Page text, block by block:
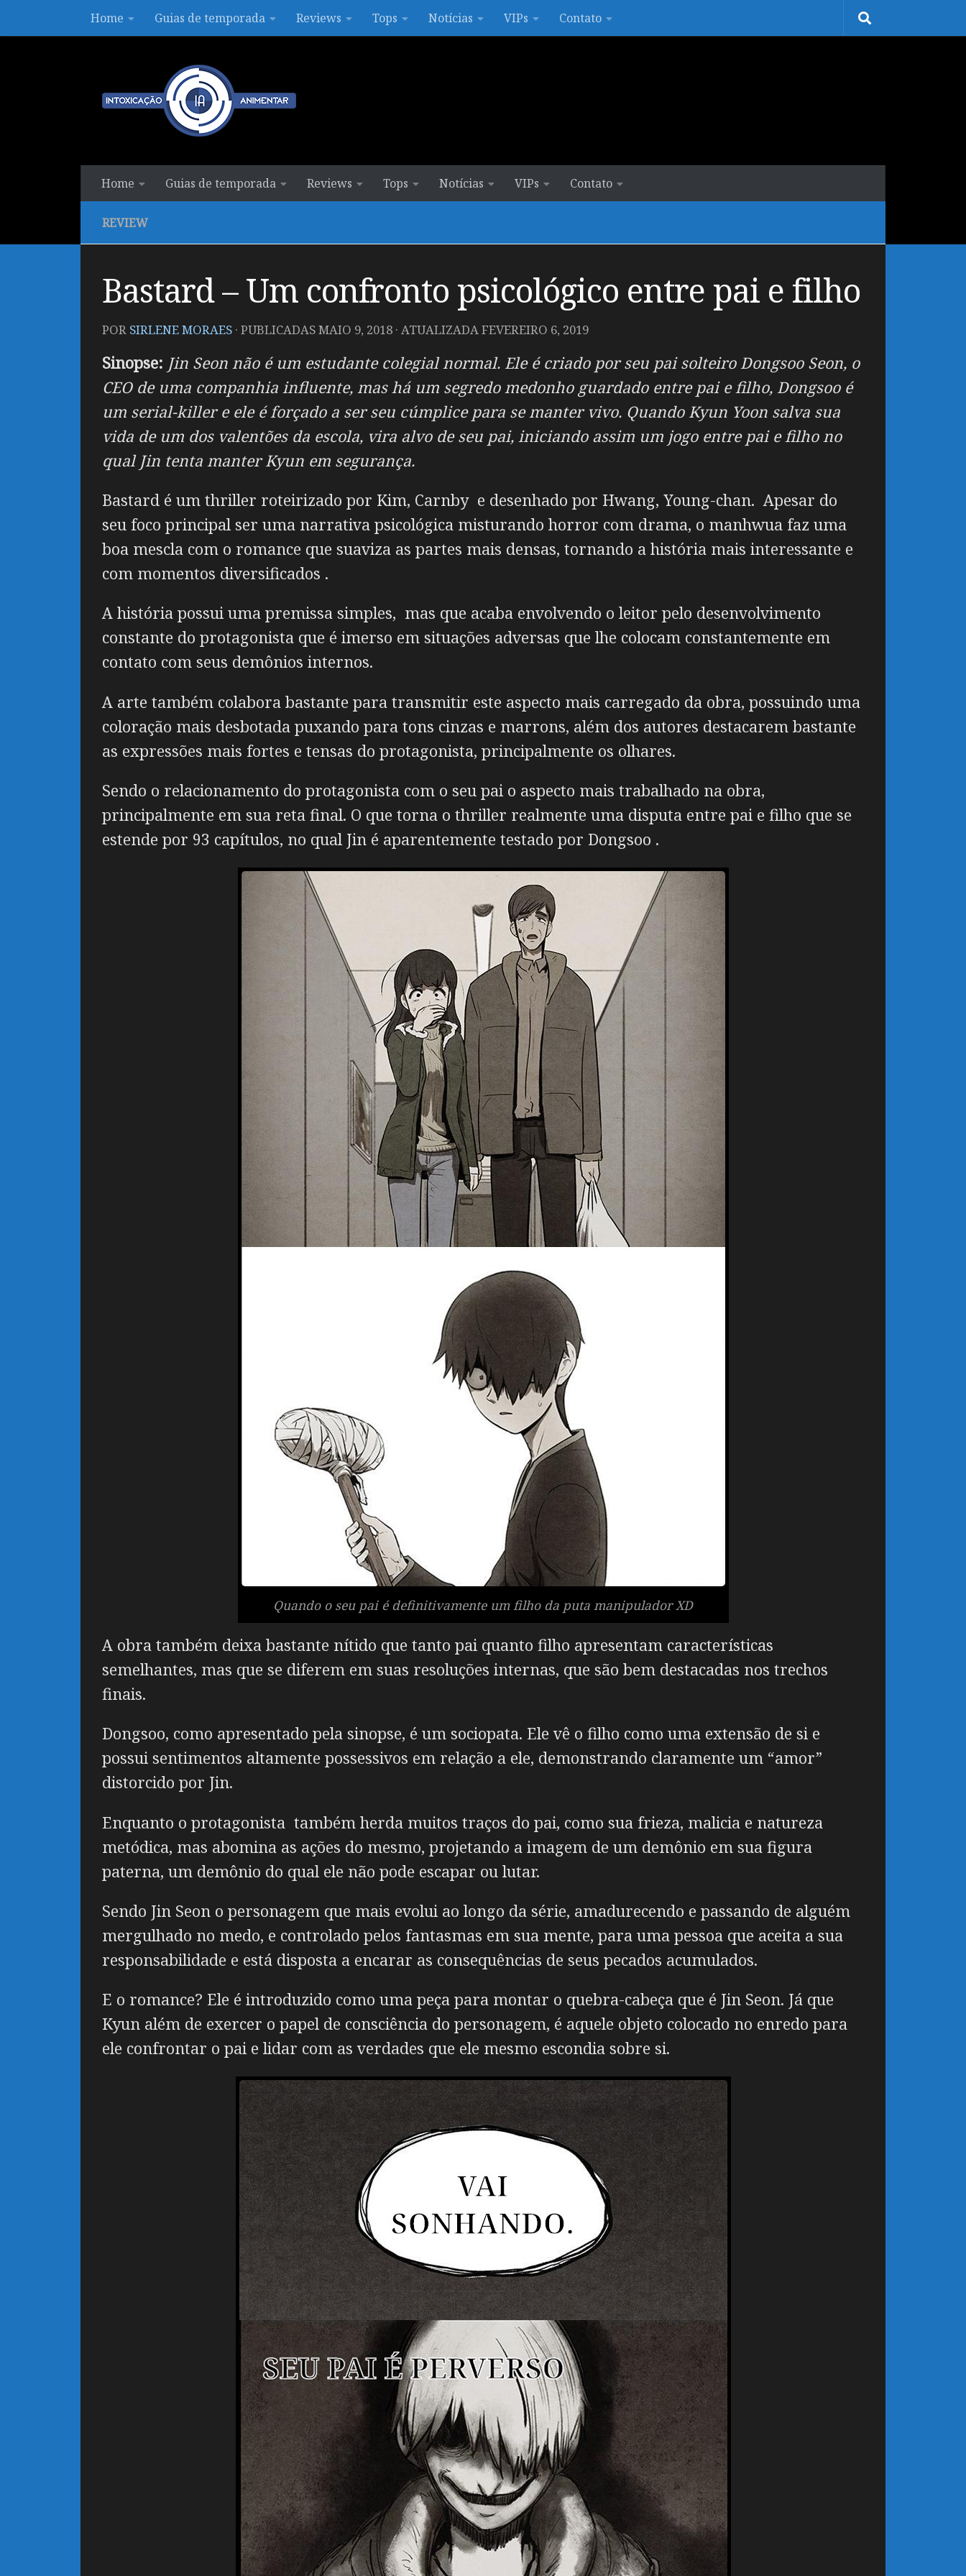
Skip to contentHome Guias de temporada Reviews Tops Notícias VIPs Contato
Home Guias de temporada Reviews Tops Notícias VIPs Contato
REVIEW
Bastard – Um confronto psicológico entre pai e filho
POR SIRLENE MORAES · PUBLICADASMAIO 9, 2018 · ATUALIZADAFEVEREIRO 6, 2019
Sinopse: Jin Seon não é um estudante colegial normal. Ele é criado por seu pai solteiro Dongsoo Seon, o
CEO de uma companhia influente, mas há um segredo medonho guardado entre pai e filho, Dongsoo é
um serial-killer e ele é forçado a ser seu cúmplice para se manter vivo. Quando Kyun Yoon salva sua
vida de um dos valentões da escola, vira alvo de seu pai, iniciando assim um jogo entre pai e filho no
qual Jin tenta manter Kyun em segurança.
Bastard é um thriller roteirizado por Kim, Carnby e desenhado por Hwang, Young-chan. Apesar do
seu foco principal ser uma narrativa psicológica misturando horror com drama, o manhwua faz uma
boa mescla com o romance que suaviza as partes mais densas, tornando a história mais interessante e
com momentos diversificados .
A história possui uma premissa simples, mas que acaba envolvendo o leitor pelo desenvolvimento
constante do protagonista que é imerso em situações adversas que lhe colocam constantemente em
contato com seus demônios internos.
A arte também colabora bastante para transmitir este aspecto mais carregado da obra, possuindo uma
coloração mais desbotada puxando para tons cinzas e marrons, além dos autores destacarem bastante
as expressões mais fortes e tensas do protagonista, principalmente os olhares.
Sendo o relacionamento do protagonista com o seu pai o aspecto mais trabalhado na obra,
principalmente em sua reta final. O que torna o thriller realmente uma disputa entre pai e filho que se
estende por 93 capítulos, no qual Jin é aparentemente testado por Dongsoo .
Quando o seu pai é definitivamente um filho da puta manipulador XD
A obra também deixa bastante nítido que tanto pai quanto filho apresentam características
semelhantes, mas que se diferem em suas resoluções internas, que são bem destacadas nos trechos
finais.
Dongsoo, como apresentado pela sinopse, é um sociopata. Ele vê o filho como uma extensão de si e
possui sentimentos altamente possessivos em relação a ele, demonstrando claramente um “amor”
distorcido por Jin.
Enquanto o protagonista também herda muitos traços do pai, como sua frieza, malicia e natureza
metódica, mas abomina as ações do mesmo, projetando a imagem de um demônio em sua figura
paterna, um demônio do qual ele não pode escapar ou lutar.
Sendo Jin Seon o personagem que mais evolui ao longo da série, amadurecendo e passando de alguém
mergulhado no medo, e controlado pelos fantasmas em sua mente, para uma pessoa que aceita a sua
responsabilidade e está disposta a encarar as consequências de seus pecados acumulados.
E o romance? Ele é introduzido como uma peça para montar o quebra-cabeça que é Jin Seon. Já que
Kyun além de exercer o papel de consciência do personagem, é aquele objeto colocado no enredo para
ele confrontar o pai e lidar com as verdades que ele mesmo escondia sobre si.